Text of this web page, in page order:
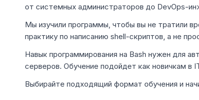
от системных администраторов до DevOps-
Мы изучили программы, чтобы вы не тратили
практику по написанию shell-скриптов, а не
Навык программирования на Bash нужен для
серверов. Обучение подойдет как новичкам в
Выбирайте подходящий формат обучения и